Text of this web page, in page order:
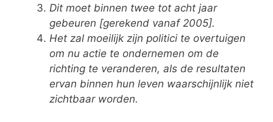
Dit moet binnen twee tot acht jaar
gebeuren [gerekend vanaf 2005].
Het zal moeilijk zijn politici te overtuigen
om nu actie te ondernemen om de
richting te veranderen, als de resultaten
ervan binnen hun leven waarschijnlijk niet
zichtbaar worden.